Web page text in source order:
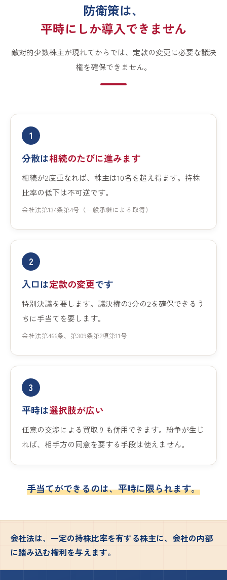
防衛策は、
平時にしか導入できません
敵対的少数株主が現れてからでは、定款の変更に必要な議決
権を確保できません。
1
分散は相続のたびに進みます
相続が2度重なれば、株主は10名を超え得ます。持株
比率の低下は不可逆です。
会社法第134条第4号（一般承継による取得）
2
入口は定款の変更です
特別決議を要します。議決権の3分の2を確保できるう
ちに手当てを要します。
会社法第466条、第309条第2項第11号
3
平時は選択肢が広い
任意の交渉による買取りも併用できます。紛争が生じ
れば、相手方の同意を要する手段は使えません。
手当てができるのは、平時に限られます。
会社法は、一定の持株比率を有する株主に、会社の内部
に踏み込む権利を与えます。